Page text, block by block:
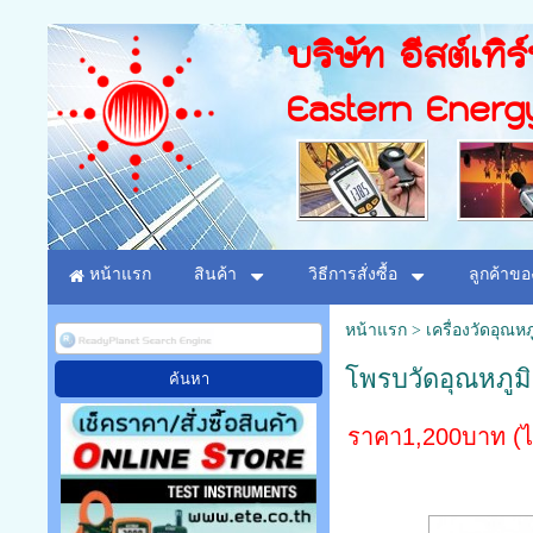
บริษัท อีสต์เทิ
Eastern
หน้าแรก สินค้า วิธีการสั่งซื้อ ลูกค้าขอ
หน้าแรก> เครื่องวัดอุณห
โพรบวัดอุณหภูมิ
ราคา1,200บาท (